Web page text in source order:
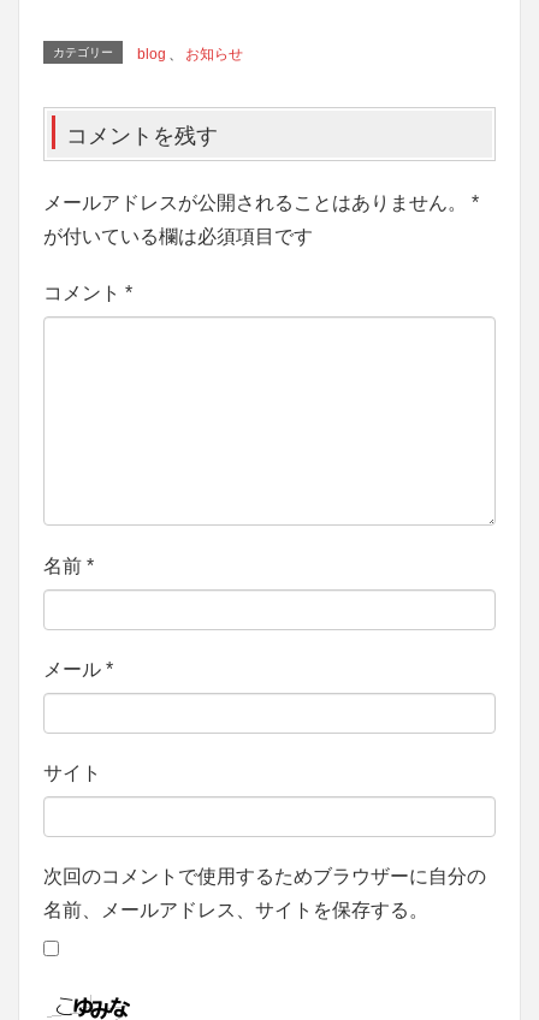
カテゴリー blog 、 お知らせ
コメントを残す
メールアドレスが公開されることはありません。
*
が付いている欄は必須項目です
コメント *
名前 *
メール *
サイト
次回のコメントで使用するためブラウザーに自分の
名前、メールアドレス、サイトを保存する。